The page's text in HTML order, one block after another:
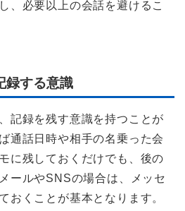
、必要以上の会話を避けるこ
録する意識
記録を残す意識を持つことが
通話日時や相手の名乗った会
に残しておくだけでも、後の
ールやSNSの場合は、メッセ
おくことが基本となります。